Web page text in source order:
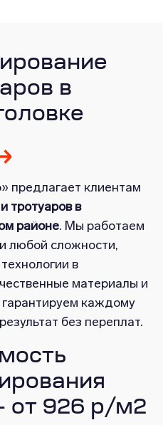
в
предлагает клиентам
тротуаров в
районе. Мы работаем
любой сложности,
в
материалы и
гарантируем каждому
без переплат.
от 926 р/м2